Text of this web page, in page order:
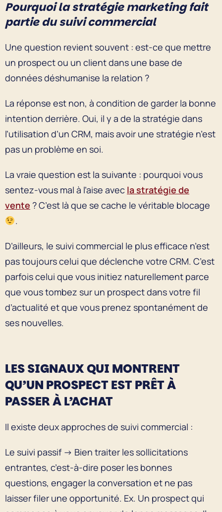
Pourquoi la stratégie marketing fait
partie du suivi commercial
Une question revient souvent : est-ce que mettre
un prospect ou un client dans une base de
données déshumanise la relation ?
La réponse est non, à condition de garder la bonne
intention derrière. Oui, il y a de la stratégie dans
l’utilisation d’un CRM, mais avoir une stratégie n’est
pas un problème en soi.
La vraie question est la suivante : pourquoi vous
sentez-vous mal à l’aise avec la stratégie de
vente ? C’est là que se cache le véritable blocage
.
D’ailleurs, le suivi commercial le plus efficace n’est
pas toujours celui que déclenche votre CRM. C’est
parfois celui que vous initiez naturellement parce
que vous tombez sur un prospect dans votre fil
d’actualité et que vous prenez spontanément de
ses nouvelles.
LES SIGNAUX QUI MONTRENT
QU’UN PROSPECT EST PRÊT À
PASSER À L’ACHAT
Il existe deux approches de suivi commercial :
Le suivi passif → Bien traiter les sollicitations
entrantes, c’est-à-dire poser les bonnes
questions, engager la conversation et ne pas
laisser filer une opportunité. Ex. Un prospect qui